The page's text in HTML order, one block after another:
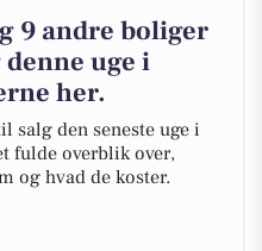
9 andre boliger
uge i
her.
salg den seneste uge i
fulde overblik over,
og hvad de koster.